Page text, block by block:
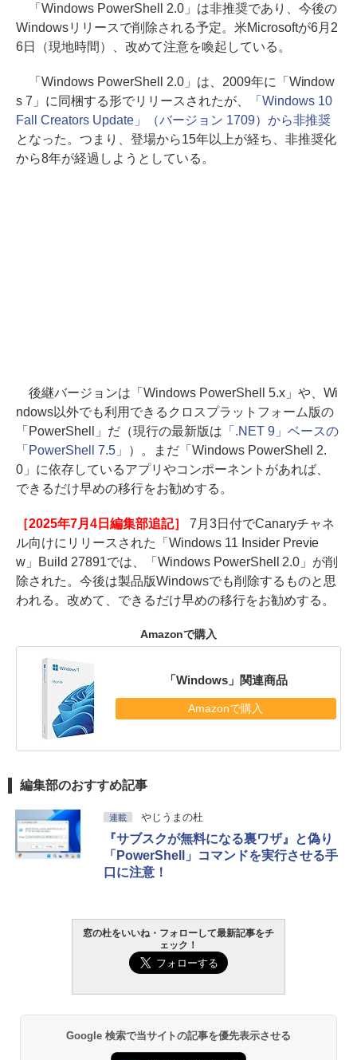
「Windows PowerShell 2.0」は非推奨であり、今後の
Windowsリリースで削除される予定。米Microsoftが6月2
6日（現地時間）、改めて注意を喚起している。
「Windows PowerShell 2.0」は、2009年に「Window
s 7」に同梱する形でリリースされたが、
「Windows 10
Fall Creators Update」（バージョン 1709）から非推奨
となった。つまり、登場から15年以上が経ち、非推奨化
から8年が経過しようとしている。
後継バージョンは「Windows PowerShell 5.x」や、Wi
ndows以外でも利用できるクロスプラットフォーム版の
「PowerShell」だ（現行の最新版は 「.NET 9」ベースの
「PowerShell 7.5」
）。まだ「Windows PowerShell 2.
0」に依存しているアプリやコンポーネントがあれば、
できるだけ早めの移行をお勧めする。
［2025年7月4日編集部追記］ 7月3日付でCanaryチャネ
ル向けにリリースされた「Windows 11 Insider Previe
w」Build 27891では、「Windows PowerShell 2.0」が削
除された。今後は製品版Windowsでも削除するものと思
われる。改めて、できるだけ早めの移行をお勧めする。
Amazonで購入
「Windows」関連商品
Amazonで購入
編集部のおすすめ記事
連載 やじうまの杜
『サブスクが無料になる裏ワザ』と偽り
「PowerShell」コマンドを実行させる手
口に注意！
窓の杜をいいね・フォローして最新記事をチ
ェック！
Google 検索で当サイトの記事を優先表示させる